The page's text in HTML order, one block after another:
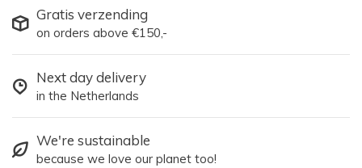
Gratis verzending
on orders above €150,-
Next day delivery
in the Netherlands
We're sustainable
because we love our planet too!